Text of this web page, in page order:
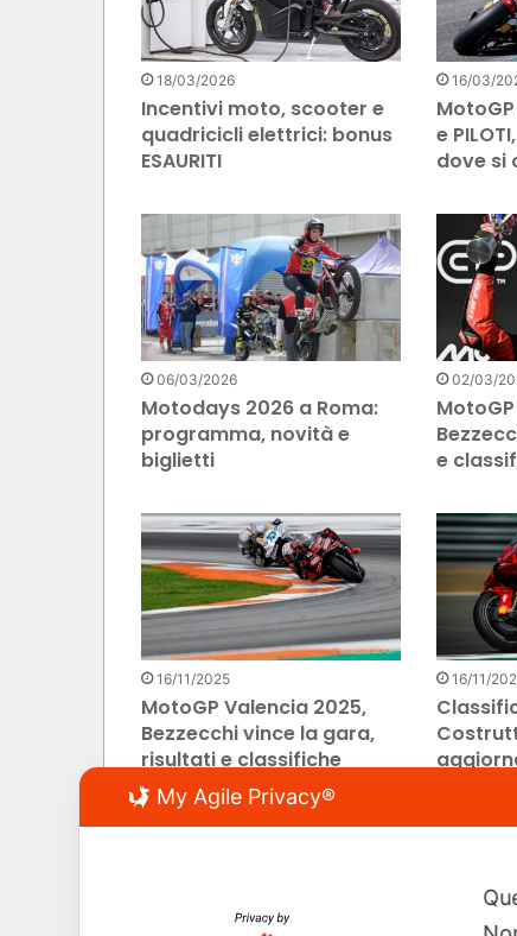
18/03/2026
Incentivi moto, scooter e
quadricicli elettrici: bonus
ESAURITI
16/03/
e
dove si
06/03/2026
Motodays 2026 a Roma:
programma, novità e
biglietti
02/03/
e
16/11/2025
MotoGP Valencia 2025,
Bezzecchi vince la gara,
risultati e classifiche
16/11/
My Agile Privacy®